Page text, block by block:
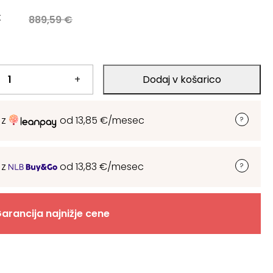
889,59€
+ Dodaj v košarico
od 13,85 €/mesec
od 13,83 €/mesec
najnižje cene